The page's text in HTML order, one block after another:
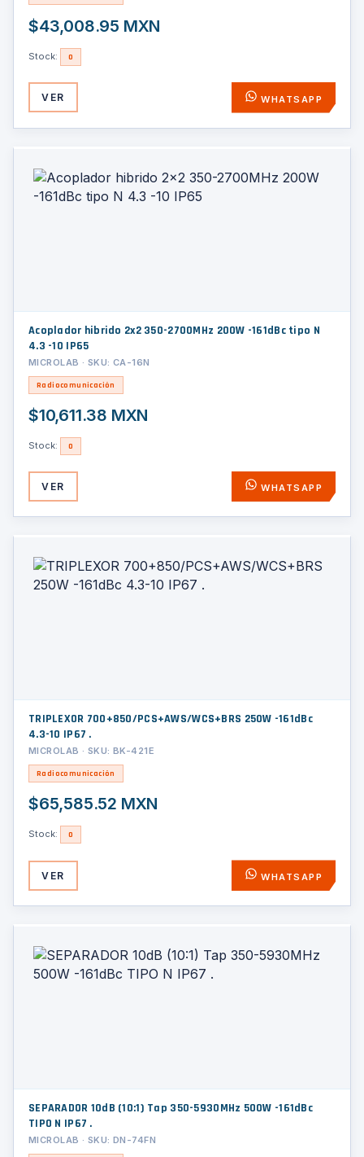
$43,008.95 MXN
Stock: 0
VER WHATSAPP
Acoplador hibrido 2x2 350-2700MHz 200W -161dBc tipo N
4.3 -10 IP65
MICROLAB · SKU: CA-16N
Radiocomunicación
$10,611.38 MXN
Stock: 0
VER WHATSAPP
TRIPLEXOR 700+850/PCS+AWS/WCS+BRS 250W -161dBc
4.3-10 IP67 .
MICROLAB · SKU: BK-421E
Radiocomunicación
$65,585.52 MXN
Stock: 0
VER WHATSAPP
SEPARADOR 10dB (10:1) Tap 350-5930MHz 500W -161dBc
TIPO N IP67 .
MICROLAB · SKU: DN-74FN